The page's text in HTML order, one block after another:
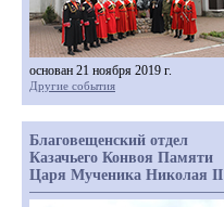
основан 21 ноября 2019 г.
Другие события
Благовещенский отдел
Казачьего Конвоя Памяти
Царя Мученика Николая II